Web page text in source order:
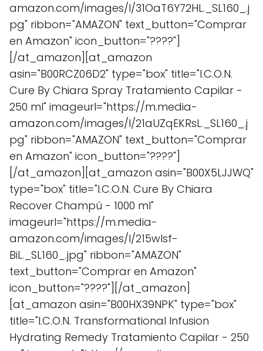
amazon.com/images/I/31OaT6Y72HL._SL160_.j
pg" ribbon="AMAZON" text_button="Comprar
en Amazon" icon_button="????"]
[/at_amazon][at_amazon
asin="B00RCZ06D2" type="box" title="I.C.O.N.
Cure By Chiara Spray Tratamiento Capilar -
250 ml" imageurl="https://m.media-
amazon.com/images/I/21aUZqEKRsL._SL160_.j
pg" ribbon="AMAZON" text_button="Comprar
en Amazon" icon_button="????"]
[/at_amazon][at_amazon asin="B00X5LJJWQ"
type="box" title="I.C.O.N. Cure By Chiara
Recover Champú - 1000 ml"
imageurl="https://m.media-
amazon.com/images/I/215wIsf-
BiL._SL160_.jpg" ribbon="AMAZON"
text_button="Comprar en Amazon"
icon_button="????"][/at_amazon]
[at_amazon asin="B00HX39NPK" type="box"
title="I.C.O.N. Transformational Infusion
Hydrating Remedy Tratamiento Capilar - 250